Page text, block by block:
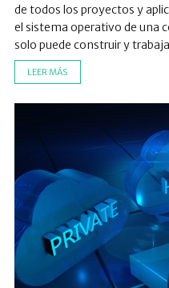
de todos los proyectos y
el sistema operativo de una
solo puede construir y
LEER MÁS